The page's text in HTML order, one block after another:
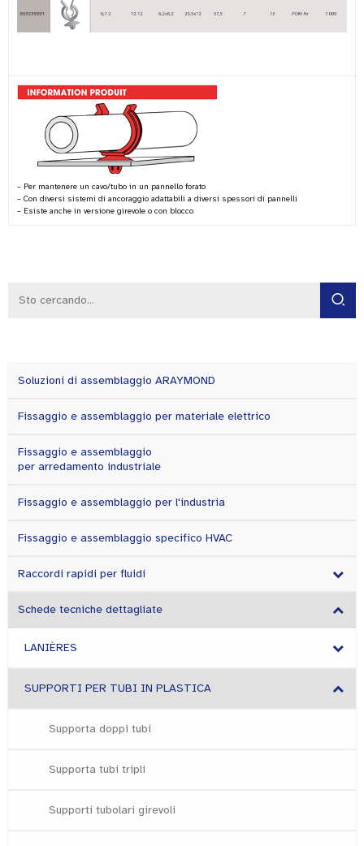
– Per mantenere un cavo/tubo in un pannello forato
– Con diversi sistemi di ancoraggio adattabili a diversi spessori di pannelli
– Esiste anche in versione girevole o con blocco
Soluzioni di assemblaggio ARAYMOND
Fissaggio e assemblaggio per materiale elettrico
Fissaggio e assemblaggio
per arredamento industriale
Fissaggio e assemblaggio per l'industria
Fissaggio e assemblaggio specifico HVAC
Raccordi rapidi per fluidi
Schede tecniche dettagliate
LANIÈRES
SUPPORTI PER TUBI IN PLASTICA
Supporta doppi tubi
Supporta tubi tripli
Supporti tubolari girevoli